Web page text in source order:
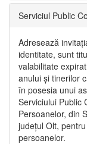
Serviciul Public
Adresează
identitate, sunt
valabilitate
anului și tinerilor
în posesia unui
Serviciului Public
Persoanelor, din
județul Olt,
persoanelor.